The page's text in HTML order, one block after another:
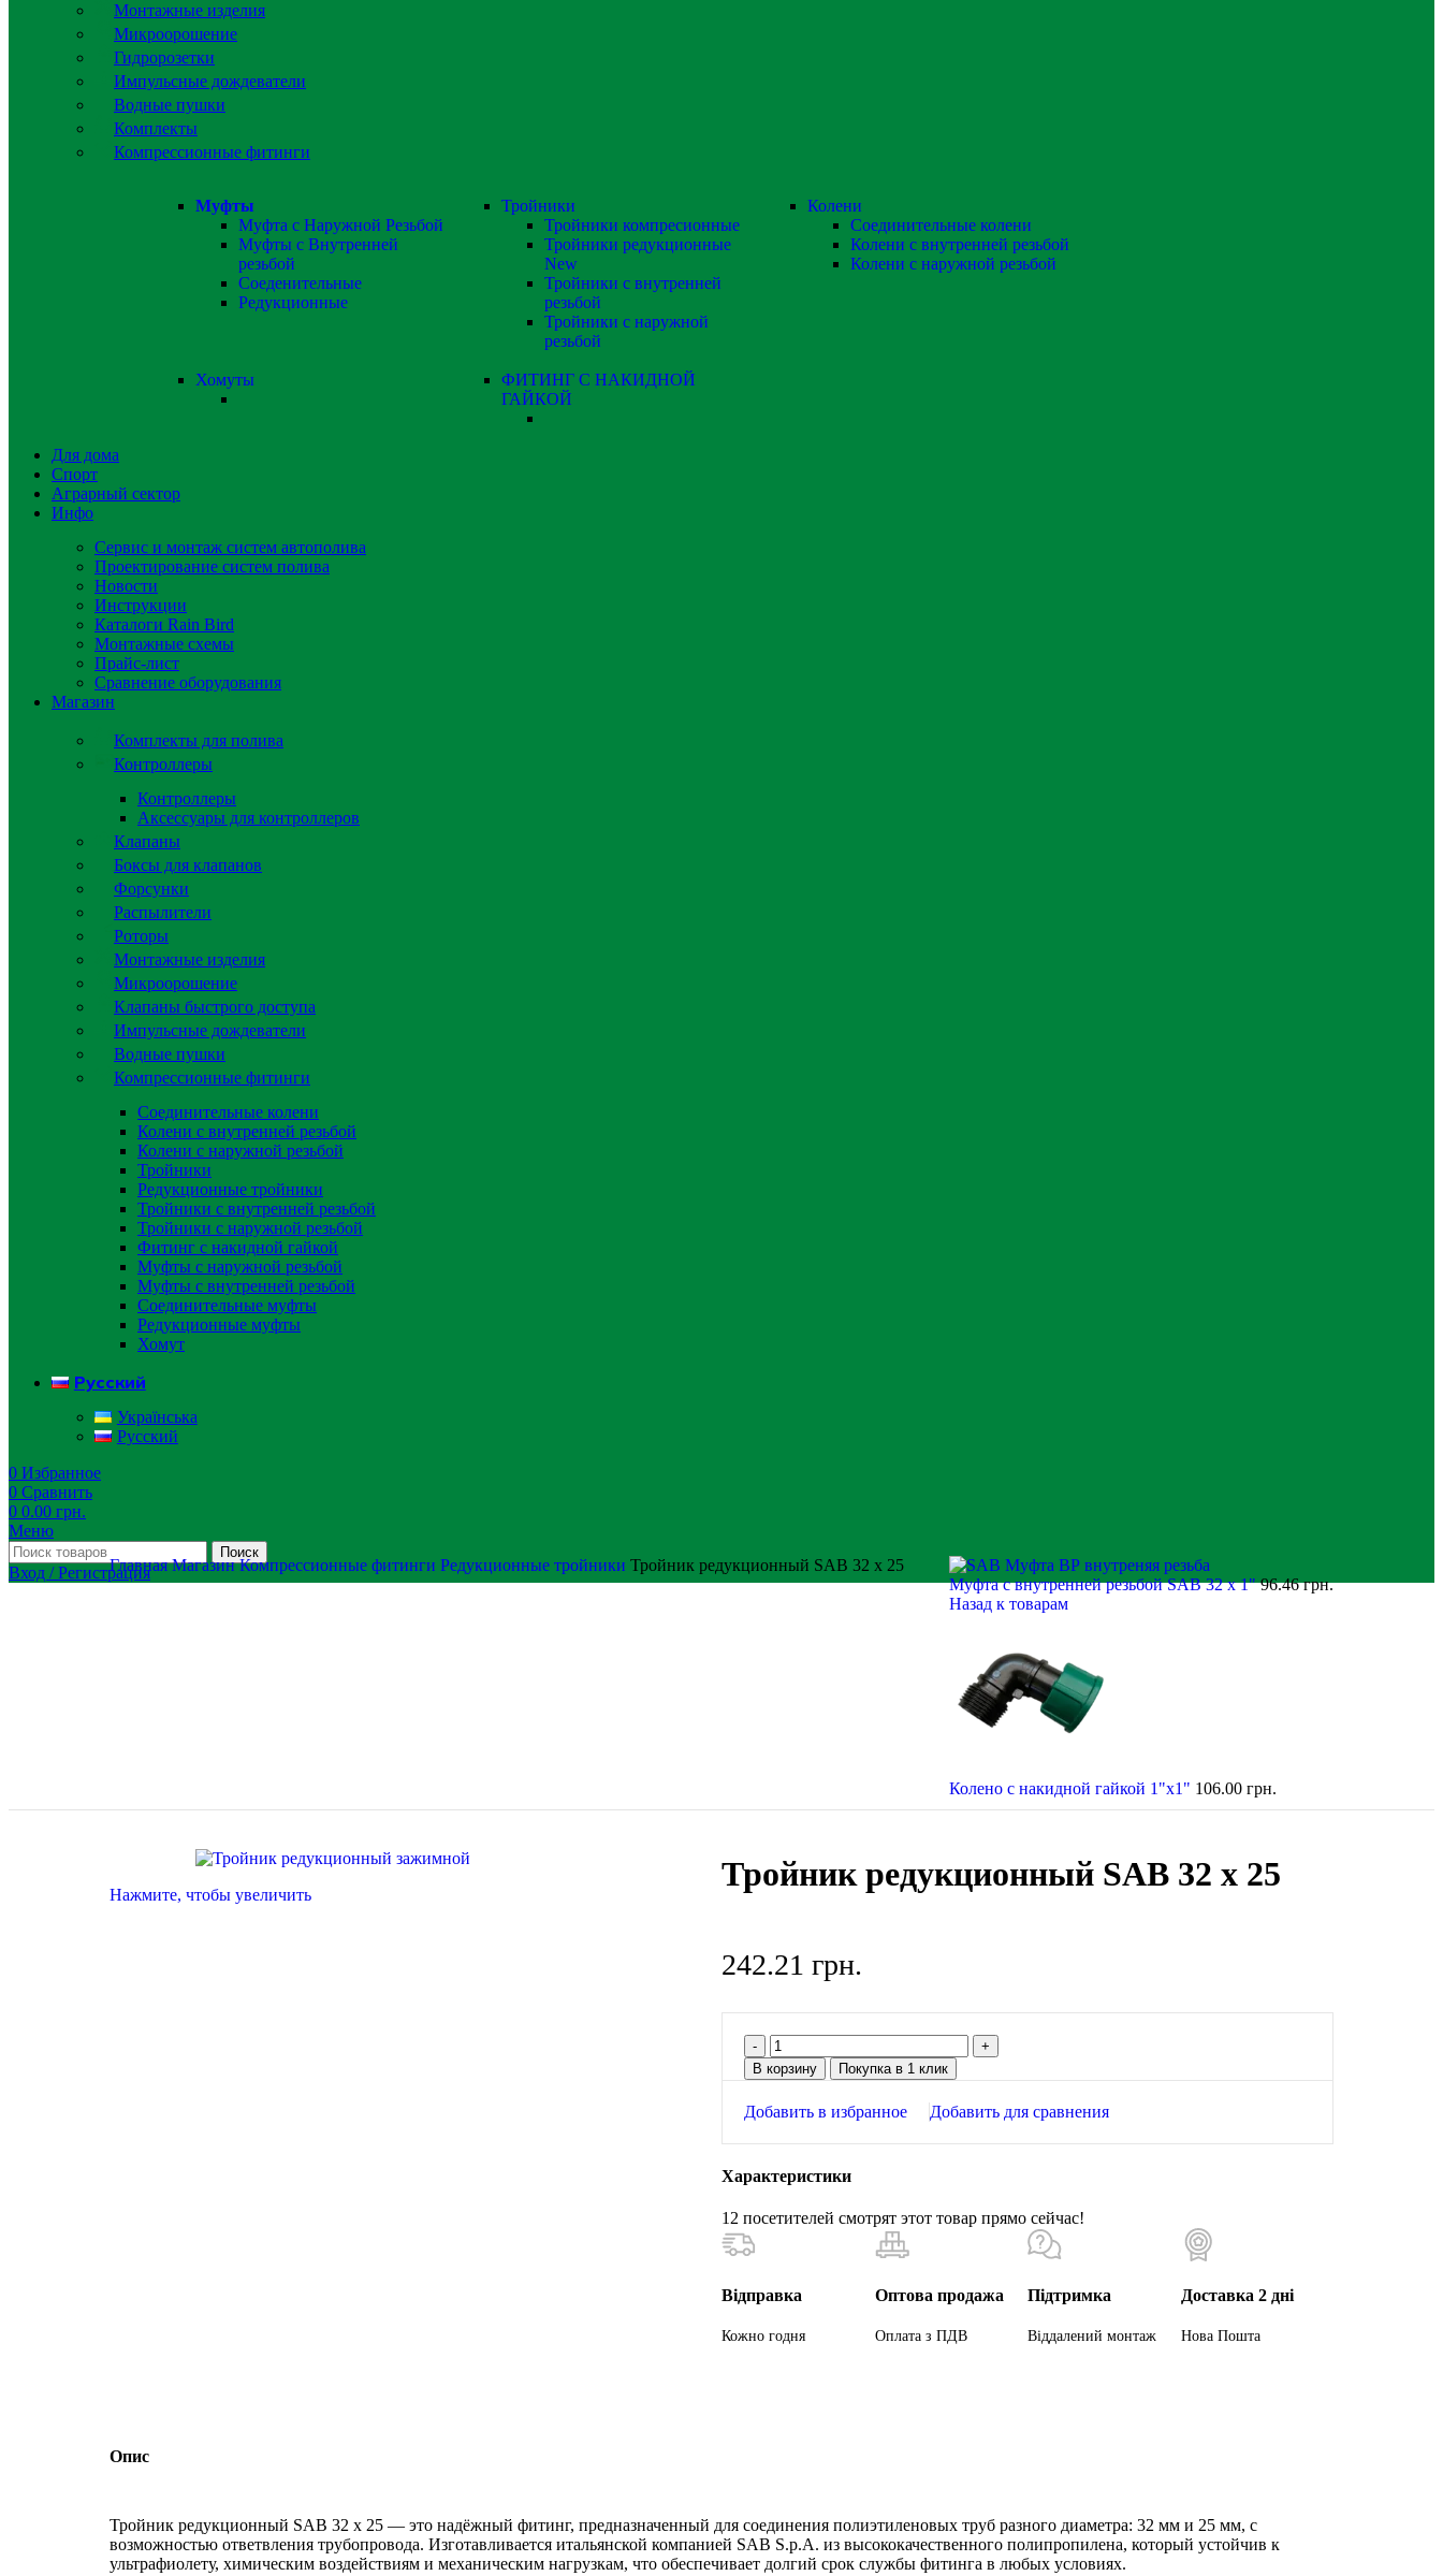
Монтажные изделия
Микроорошение
Гидророзетки
Импульсные дождеватели
Водные пушки
Комплекты
Компрессионные фитинги
Муфты
Муфта с Наружной Резьбой
Муфты с Внутренней
резьбой
Соеденительные
Редукционные
Тройники
Тройники компресионные
Тройники редукционные
New
Тройники с внутренней
резьбой
Тройники с наружной
резьбой
Колени
Соединительные колени
Колени с внутренней резьбой
Колени с наружной резьбой
Хомуты
ФИТИНГ С НАКИДНОЙ
ГАЙКОЙ
Для дома
Спорт
Аграрный сектор
Инфо
Сервис и монтаж систем автополива
Проектирование систем полива
Новости
Инструкции
Каталоги Rain Bird
Монтажные схемы
Прайс-лист
Сравнение оборудования
Магазин
Комплекты для полива
Контроллеры
Контроллеры
Аксессуары для контроллеров
Клапаны
Боксы для клапанов
Форсунки
Распылители
Роторы
Монтажные изделия
Микроорошение
Клапаны быстрого доступа
Импульсные дождеватели
Водные пушки
Компрессионные фитинги
Соединительные колени
Колени с внутренней резьбой
Колени с наружной резьбой
Тройники
Редукционные тройники
Тройники с внутренней резьбой
Тройники с наружной резьбой
Фитинг с накидной гайкой
Муфты с наружной резьбой
Муфты с внутренней резьбой
Соединительные муфты
Редукционные муфты
Хомут
Русский
Українська
Русский
0 Избранное
0 Сравнить
0 0.00 грн.
Меню
Поиск
Вход / Регистрация
ГлавнаяМагазинКомпрессионные фитинги Редукционные тройники Тройник редукционный SAB 32 х 25
Муфта с внутренней резьбой SAB 32 х 1"96.46грн.
Назад к товарам
Колено с накидной гайкой 1"х1" 106.00 грн.
Нажмите, чтобы увеличить
Тройник редукционный SAB 32 х 25
242.21 грн.
В корзину Покупка в 1 клик
Добавить в избранное Добавить для сравнения
Характеристики
12 посетителей смотрят этот товар прямо сейчас!
Відправка
Кожно годня
Оптова продажа
Оплата з ПДВ
Підтримка
Віддалений монтаж
Доставка 2 дні
Нова Пошта
Опис
Тройник редукционный SAB 32 х 25 — это надёжный фитинг, предназначенный для соединения полиэтиленовых труб разного диаметра: 32 мм и 25 мм, с
возможностью ответвления трубопровода. Изготавливается итальянской компанией SAB S.p.A. из высококачественного полипропилена, который устойчив к
ультрафиолету, химическим воздействиям и механическим нагрузкам, что обеспечивает долгий срок службы фитинга в любых условиях.